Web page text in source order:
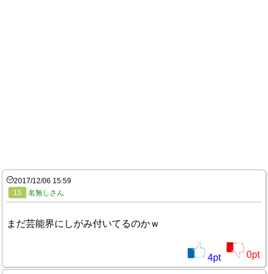
2017/12/06 15:59
15
名無しさん
まだ芸能界にしがみ付いてるのかｗ
4pt 0pt